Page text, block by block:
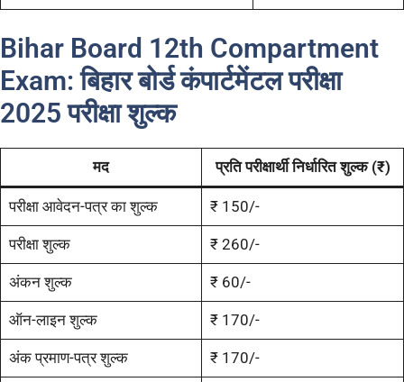
Bihar Board 12th Compartment
Exam: बिहार बोर्ड कंपार्टमेंटल परीक्षा
2025परीक्षा शुल्क
मद प्रति परीक्षार्थी निर्धारित शुल्क (₹)
परीक्षा आवेदन-पत्र का शुल्क ₹ 150/-
परीक्षा शुल्क ₹ 260/-
अंकन शुल्क ₹ 60/-
ऑन-लाइन शुल्क ₹ 170/-
अंक प्रमाण-पत्र शुल्क ₹ 170/-